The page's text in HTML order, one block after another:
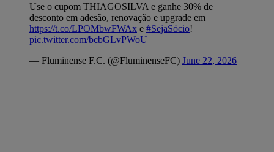
Use o cupom THIAGOSILVA e ganhe 30% de
desconto em adesão, renovação e upgrade em
https://t.co/LPOMbwFWAx e #SejaSócio!
pic.twitter.com/bcbGLvPWoU
— Fluminense F.C. (@FluminenseFC) June 22, 2026